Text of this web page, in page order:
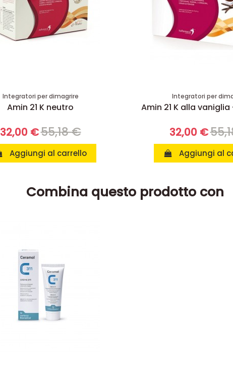
Integratori per dimagrire
Amin 21 K neutro
32,00 €55,18 €
Aggiungi al carrello
Integratori per
Amin 21 K alla
32,00 €
Aggiungi al
Combina questo prodotto con